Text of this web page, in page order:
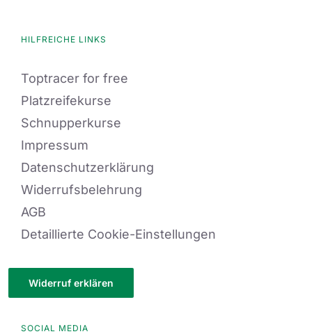
HILFREICHE LINKS
Toptracer for free
Platzreifekurse
Schnupperkurse
Impressum
Datenschutzerklärung
Widerrufsbelehrung
AGB
Detaillierte Cookie-Einstellungen
Widerruf erklären
SOCIAL MEDIA